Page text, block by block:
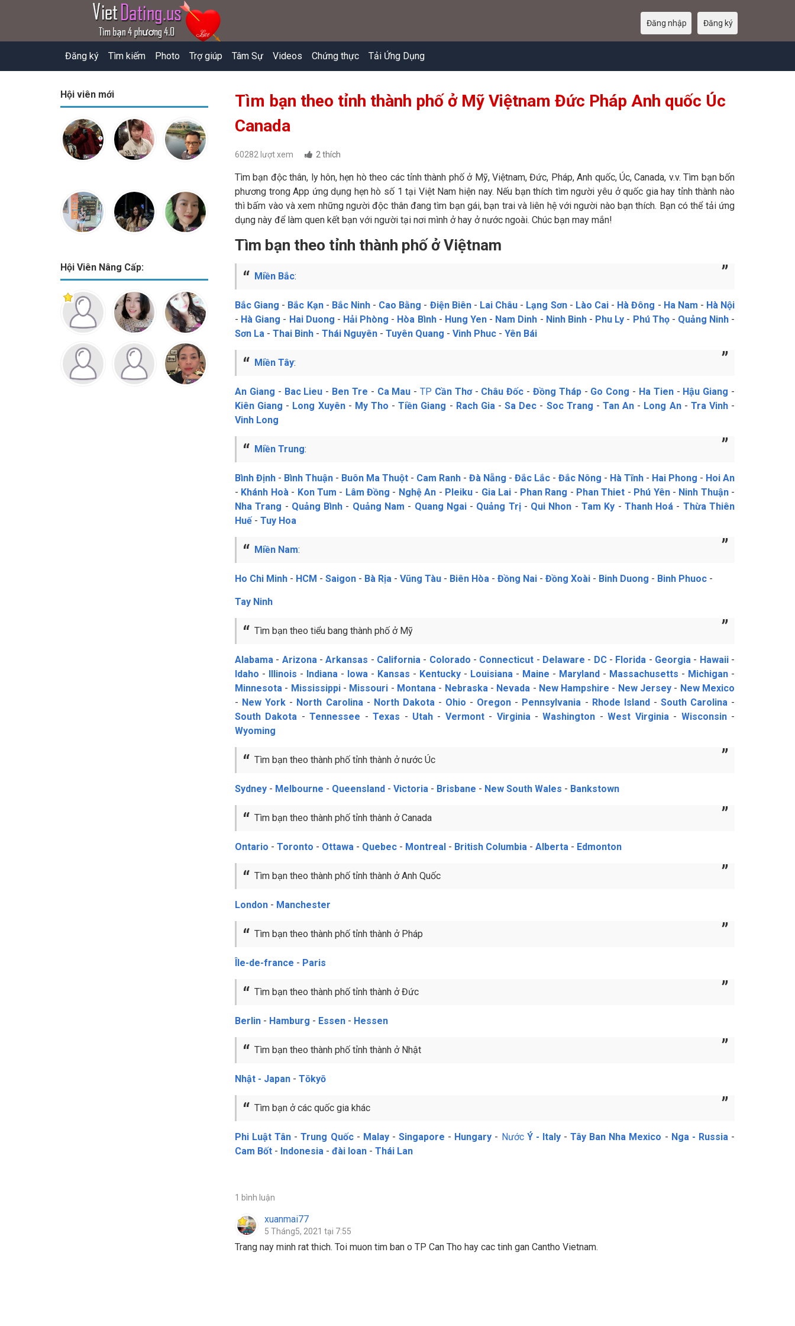
Đăng ký Tìm kiếm Photo Trợ giúp Tâm Sự Videos Chứng thực Tải Ứng Dụng
Đăng nhập Đăng ký
Hội viên mới
Hội Viên Nâng Cấp:
Tìm bạn theo tỉnh thành phố ở Mỹ Việtnam Đức Pháp Anh quốc Úc
Canada
60282 lượt xem 2 thích
Tìm bạn độc thân, ly hôn, hẹn hò theo các tỉnh thành phố ở Mỹ, Việtnam, Đức, Pháp, Anh quốc, Úc, Canada, v.v. Tìm bạn bốn
phương trong App ứng dụng hẹn hò số 1 tại Việt Nam hiện nay. Nếu bạn thích tìm người yêu ở quốc gia hay tỉnh thành nào
thì bấm vào và xem những người độc thân đang tìm bạn gái, bạn trai và liên hệ với người nào bạn thích. Bạn có thể tải ứng
dụng này để làm quen kết bạn với người tại nơi mình ở hay ở nước ngoài. Chúc bạn may mắn!
Tìm bạn theo tỉnh thành phố ở Việtnam
Miền Bắc:
Bắc Giang - Bắc Kạn- Bắc Ninh- Cao Bằng - Điện Biên- Lai Châu - Lạng Sơn- Lào Cai- Hà Đông - Ha Nam - Hà Nội
- Hà Giang - Hai Duong - Hải Phòng - Hòa Bình- Hung Yen- Nam Dinh - Ninh Binh- Phu Ly - Phú Thọ- Quảng Ninh -
Sơn La - Thai Binh - Thái Nguyên - Tuyên Quang - Vinh Phuc - Yên Bái
Miền Tây:
An Giang - Bac Lieu - Ben Tre - Ca Mau -TP Cần Thơ- Châu Đốc - Đồng Tháp- Go Cong - Ha Tien- Hậu Giang -
Kiên Giang - Long Xuyên- My Tho -Tiền Giang - Rach Gia-Sa Dec - Soc Trang - Tan An - Long An- Tra Vinh-
Vinh Long
Miền Trung:
Bình Định - Bình Thuận - Buôn Ma Thuột - Cam Ranh - Đà Nẵng - Đắc Lắc - Đắc Nông - Hà Tĩnh - Hai Phong - Hoi An
- Khánh Hoà- Kon Tum - Lâm Đồng - Nghệ An - Pleiku - Gia Lai - Phan Rang - Phan Thiet - Phú Yên- Ninh Thuận-
Nha Trang - Quảng Bình - Quảng Nam - Quang Ngai- Quảng Trị- Qui Nhon -Tam Ky - Thanh Hoá - Thừa Thiên
Huế- Tuy Hoa
Miền Nam:
Ho Chi Minh - HCM - Saigon - Bà Rịa - Vũng Tàu - Biên Hòa - Đồng Nai - Đồng Xoài - Binh Duong - Binh Phuoc -
Tay Ninh
Tìm bạn theo tiểu bang thành phố ở Mỹ
Alabama - Arizona-Arkansas - California - Colorado - Connecticut - Delaware - DC- Florida - Georgia - Hawaii-
Idaho - Illinois - Indiana - Iowa - Kansas - Kentucky - Louisiana - Maine - Maryland - Massachusetts - Michigan -
Minnesota - Mississippi- Missouri - Montana- Nebraska- Nevada - New Hampshire - New Jersey - New Mexico
- New York - North Carolina- North Dakota- Ohio - Oregon - Pennsylvania - Rhode Island- South Carolina -
South Dakota -Tennessee -Texas - Utah- Vermont- Virginia-Washington -West Virginia- Wisconsin-
Wyoming
Tìm bạn theo thành phố tỉnh thành ở nước Úc
Sydney - Melbourne - Queensland - Victoria - Brisbane - New South Wales - Bankstown
Tìm bạn theo thành phố tỉnh thành ở Canada
Ontario - Toronto - Ottawa - Quebec - Montreal - British Columbia - Alberta - Edmonton
Tìm bạn theo thành phố tỉnh thành ở Anh Quốc
London - Manchester
Tìm bạn theo thành phố tỉnh thành ở Pháp
Île-de-france - Paris
Tìm bạn theo thành phố tỉnh thành ở Đức
Berlin - Hamburg - Essen - Hessen
Tìm bạn theo thành phố tỉnh thành ở Nhật
Nhật - Japan - Tōkyō
Tìm bạn ở các quốc gia khác
Phi Luật Tân -Trung Quốc- Malay-Singapore - Hungary - Nước Ý - Italy-Tây Ban Nha Mexico - Nga - Russia-
Cam Bốt - Indonesia - đài loan - Thái Lan
1 bình luận
xuanmai77
5 Tháng5, 2021 tại 7:55
Trang nay minh rat thich. Toi muon tim ban o TP Can Tho hay cac tinh gan Cantho Vietnam.